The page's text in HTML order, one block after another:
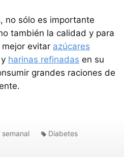
no sólo es importante
también la calidad y para
mejor evitar azúcares
y harinas refinadas en su
grandes raciones de
semanal Diabetes